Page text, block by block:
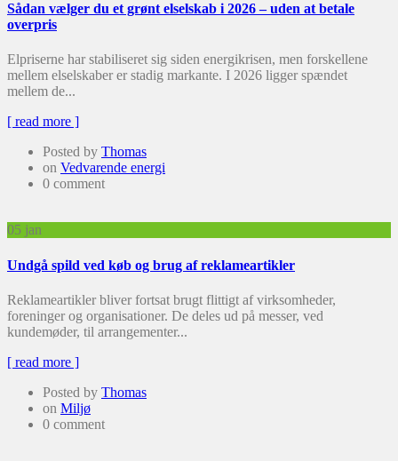
Sådan vælger du et grønt elselskab i 2026 – uden at betale
overpris
Elpriserne har stabiliseret sig siden energikrisen, men forskellene
mellem elselskaber er stadig markante. I 2026 ligger spændet
mellem de...
[ read more ]
Posted by Thomas
on Vedvarende energi
0 comment
05 jan
Undgå spild ved køb og brug af reklameartikler
Reklameartikler bliver fortsat brugt flittigt af virksomheder,
foreninger og organisationer. De deles ud på messer, ved
kundemøder, til arrangementer...
[ read more ]
Posted by Thomas
on Miljø
0 comment